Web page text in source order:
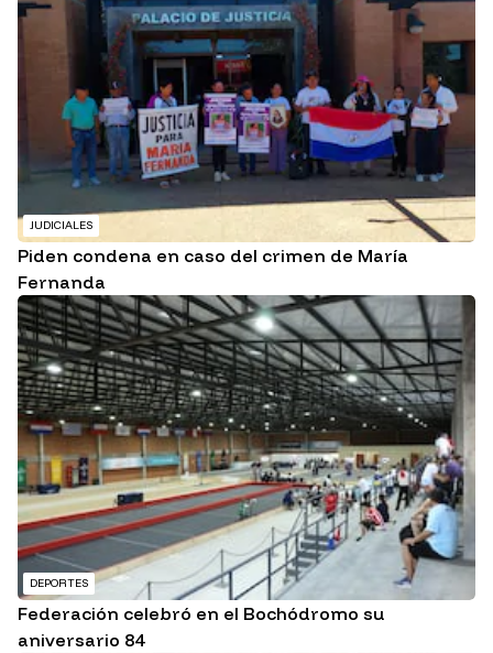
JUDICIALES
Piden condena en caso del crimen de María
Fernanda
DEPORTES
Federación celebró en el Bochódromo su
aniversario 84